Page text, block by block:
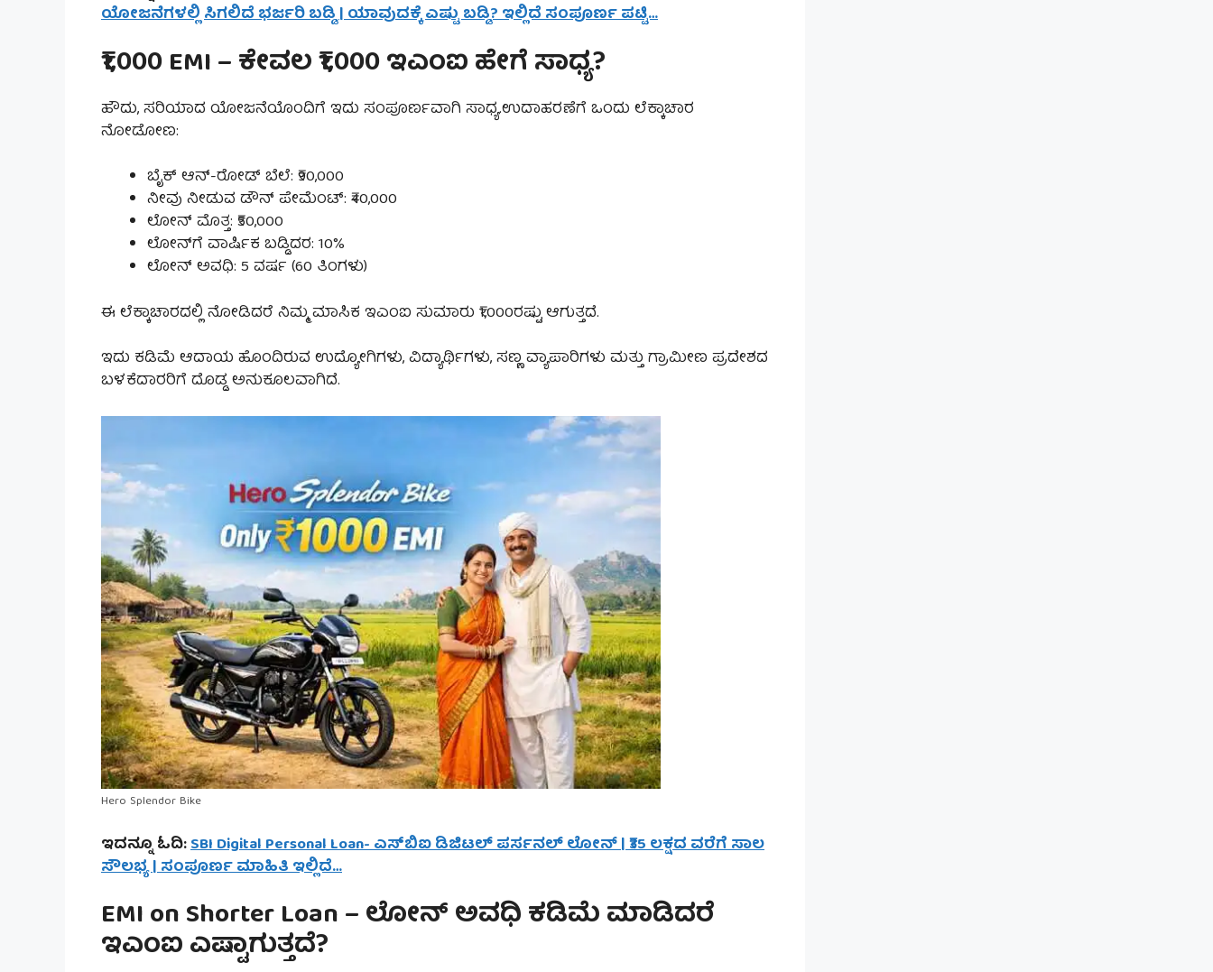
ಯೋಜನೆಗಳಲ್ಲಿ ಸಿಗಲಿದೆ ಭರ್ಜರಿ ಬಡ್ಡಿ | ಯಾವುದಕ್ಕೆ ಎಷ್ಟು ಬಡ್ಡಿ? ಇಲ್ಲಿದೆ ಸಂಪೂರ್ಣ ಪಟ್ಟಿ…
₹1,000 EMI – ಕೇವಲ ₹1,000 ಇಎಂಐ ಹೇಗೆ ಸಾಧ್ಯ?
ಹೌದು, ಸರಿಯಾದ ಯೋಜನೆಯೊಂದಿಗೆ ಇದು ಸಂಪೂರ್ಣವಾಗಿ ಸಾಧ್ಯ.ಉದಾಹರಣೆಗೆ ಒಂದು ಲೆಕ್ಕಾಚಾರ
ನೋಡೋಣ:
ಬೈಕ್ ಆನ್-ರೋಡ್ ಬೆಲೆ: ₹90,000
ನೀವು ನೀಡುವ ಡೌನ್ ಪೇಮೆಂಟ್: ₹40,000
ಲೋನ್ ಮೊತ್ತ: ₹50,000
ಲೋನ್‌ಗೆ ವಾರ್ಷಿಕ ಬಡ್ಡಿದರ: 10%
ಲೋನ್ ಅವಧಿ: 5 ವರ್ಷ (60 ತಿಂಗಳು)
ಈ ಲೆಕ್ಕಾಚಾರದಲ್ಲಿ ನೋಡಿದರೆ ನಿಮ್ಮ ಮಾಸಿಕ ಇಎಂಐ ಸುಮಾರು ₹1,000ರಷ್ಟು ಆಗುತ್ತದೆ.
ಇದು ಕಡಿಮೆ ಆದಾಯ ಹೊಂದಿರುವ ಉದ್ಯೋಗಿಗಳು, ವಿದ್ಯಾರ್ಥಿಗಳು, ಸಣ್ಣ ವ್ಯಾಪಾರಿಗಳು ಮತ್ತು ಗ್ರಾಮೀಣ ಪ್ರದೇಶದ
ಬಳಕೆದಾರರಿಗೆ ದೊಡ್ಡ ಅನುಕೂಲವಾಗಿದೆ.
Hero Splendor Bike
ಇದನ್ನೂ ಓದಿ:SBI Digital Personal Loan- ಎಸ್‌ಬಿಐ ಡಿಜಿಟಲ್ ಪರ್ಸನಲ್ ಲೋನ್ | ₹35 ಲಕ್ಷದ ವರೆಗೆ ಸಾಲ
ಸೌಲಭ್ಯ | ಸಂಪೂರ್ಣ ಮಾಹಿತಿ ಇಲ್ಲಿದೆ…
EMI on Shorter Loan – ಲೋನ್ ಅವಧಿ ಕಡಿಮೆ ಮಾಡಿದರೆ
ಇಎಂಐ ಎಷ್ಟಾಗುತ್ತದೆ?